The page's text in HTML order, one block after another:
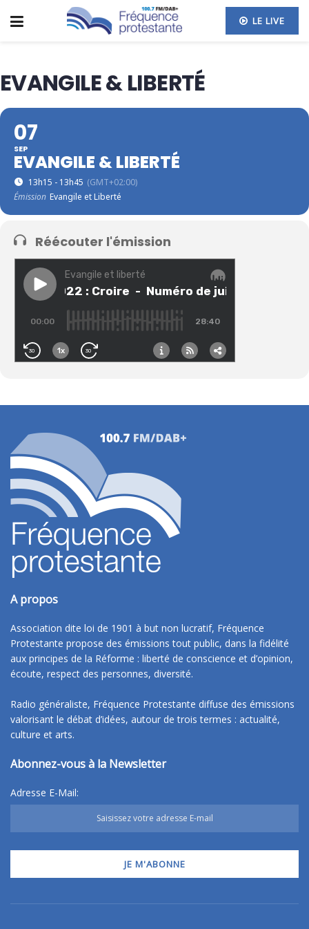
LE LIVE
EVANGILE & LIBERTÉ
07
SEP
EVANGILE & LIBERTÉ
13h15 - 13h45 (GMT+02:00)
Émission Evangile et Liberté
Réécouter l'émission
A propos
Association dite loi de 1901 à but non lucratif, Fréquence
Protestante propose des émissions tout public, dans la fidélité
aux principes de la Réforme : liberté de conscience et d’opinion,
écoute, respect des personnes, diversité.
Radio généraliste, Fréquence Protestante diffuse des émissions
valorisant le débat d’idées, autour de trois termes : actualité,
culture et arts.
Abonnez-vous à la Newsletter
Adresse E-Mail: